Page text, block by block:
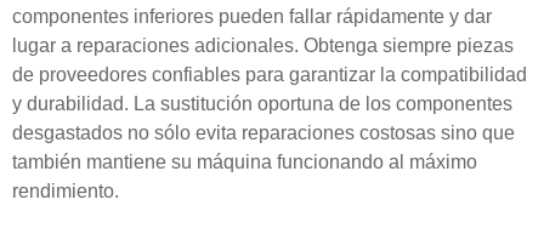
componentes inferiores pueden fallar rápidamente y dar
lugar a reparaciones adicionales. Obtenga siempre piezas
de proveedores confiables para garantizar la compatibilidad
y durabilidad. La sustitución oportuna de los componentes
desgastados no sólo evita reparaciones costosas sino que
también mantiene su máquina funcionando al máximo
rendimiento.